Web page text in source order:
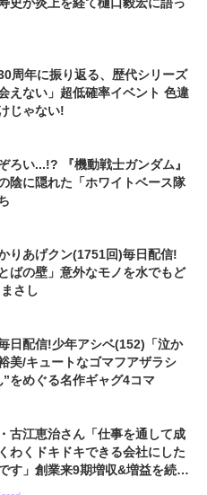
史が炎上を経て樋口毅宏に語っ
周年に振り返る、歴代シリーズ
えない」超低確率イベント 色違
じゃない!
ろい...!? 『機動戦士ガンダム』
陰に隠れた「ホワイトベース隊
りあげクン(1751回)毎日配信!
ばの壁」意外なモノを水でもど
さし
日配信!少年アシベ(152)「泣か
美/キュートなゴマフアザラシ
をめぐる名作ギャグ4コマ
古江恵治さん「仕事を通して成
わくドキドキできる会社にした
す」創業来9期増収&増益を続け